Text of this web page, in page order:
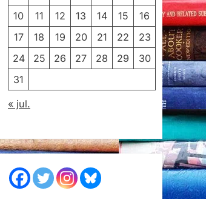
10
11 12 13 14 15
16
17
18 19 20 21 22
23
24
25 26 27 28 29
30
31
« jul.